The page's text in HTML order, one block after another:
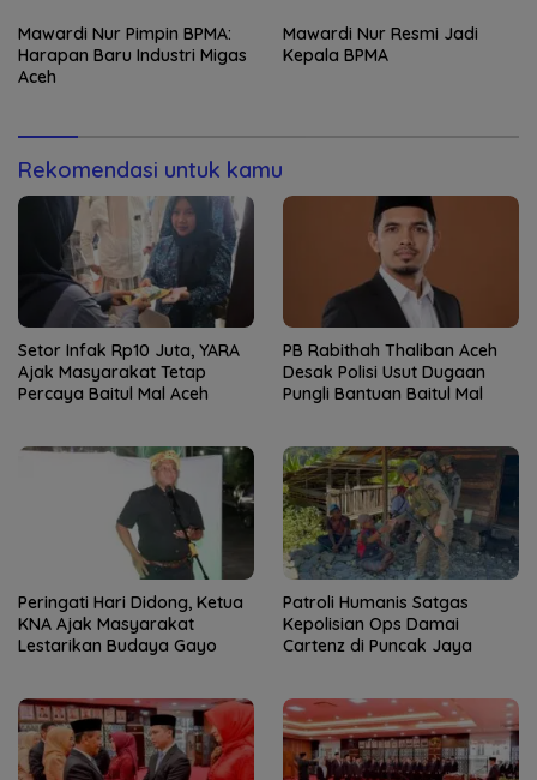
Mawardi Nur Pimpin BPMA:
Harapan Baru Industri Migas
Aceh
Mawardi Nur Resmi Jadi
Kepala BPMA
Rekomendasi untuk kamu
Setor Infak Rp10 Juta, YARA
Ajak Masyarakat Tetap
Percaya Baitul Mal Aceh
PB Rabithah Thaliban Aceh
Desak Polisi Usut Dugaan
Pungli Bantuan Baitul Mal
Peringati Hari Didong, Ketua
KNA Ajak Masyarakat
Lestarikan Budaya Gayo
Patroli Humanis Satgas
Kepolisian Ops Damai
Cartenz di Puncak Jaya